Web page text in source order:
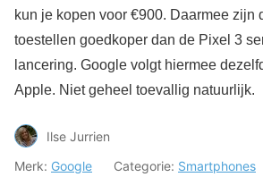
kun je kopen voor €900. Daarmee zijn
toestellen goedkoper dan de Pixel 3
lancering. Google volgt hiermee
Apple. Niet geheel toevallig natuurlijk.
Ilse Jurrien
Merk: Google Categorie: Smartphones